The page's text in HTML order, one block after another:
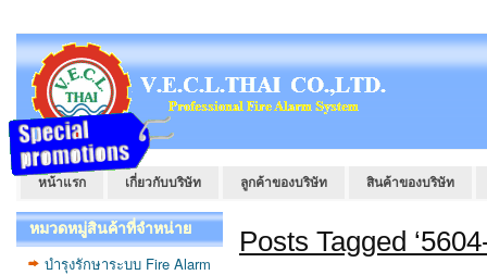
หน้าแรก เกี่ยวกับบริษัท ลูกค้าของบริษัท สินค้าของบริษัท
หมวดหมู่สินค้าที่จำหน่าย
บำรุงรักษาระบบ Fire Alarm
Posts Tagged